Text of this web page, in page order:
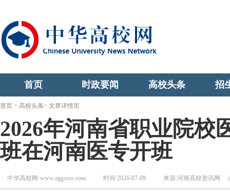
首页 时政要闻 高校头条 招
首页 > 高校头条> 文章详情页
2026年河南省职业院校
班在河南医专开班
中华高校网·www.zggxxw.com 时间:2026-07-09 来源:河南高校资讯网